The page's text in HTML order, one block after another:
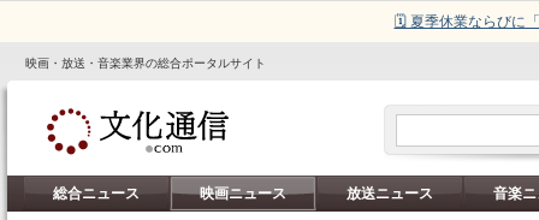
🗓️ 夏季休業ならびに
映画・放送・音楽業界の総合ポータルサイト
総合ニュース 映画ニュース 放送ニュース 音楽